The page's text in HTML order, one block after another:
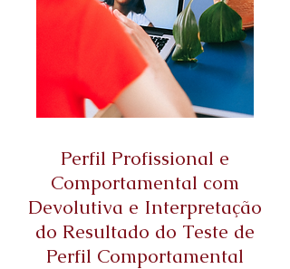
Perfil Profissional e
Comportamental com
Devolutiva e Interpretação
do Resultado do Teste de
Perfil Comportamental